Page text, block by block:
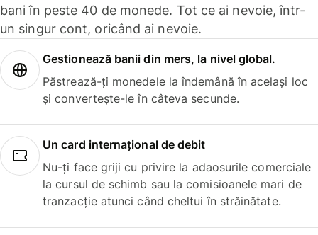
bani în peste 40 de monede. Tot ce ai nevoie, într-
un singur cont, oricând ai nevoie.
Gestionează banii din mers, la nivel global.
Păstrează-ți monedele la îndemână în același loc
și convertește-le în câteva secunde.
Un card internațional de debit
Nu-ți face griji cu privire la adaosurile comerciale
la cursul de schimb sau la comisioanele mari de
tranzacție atunci când cheltui în străinătate.